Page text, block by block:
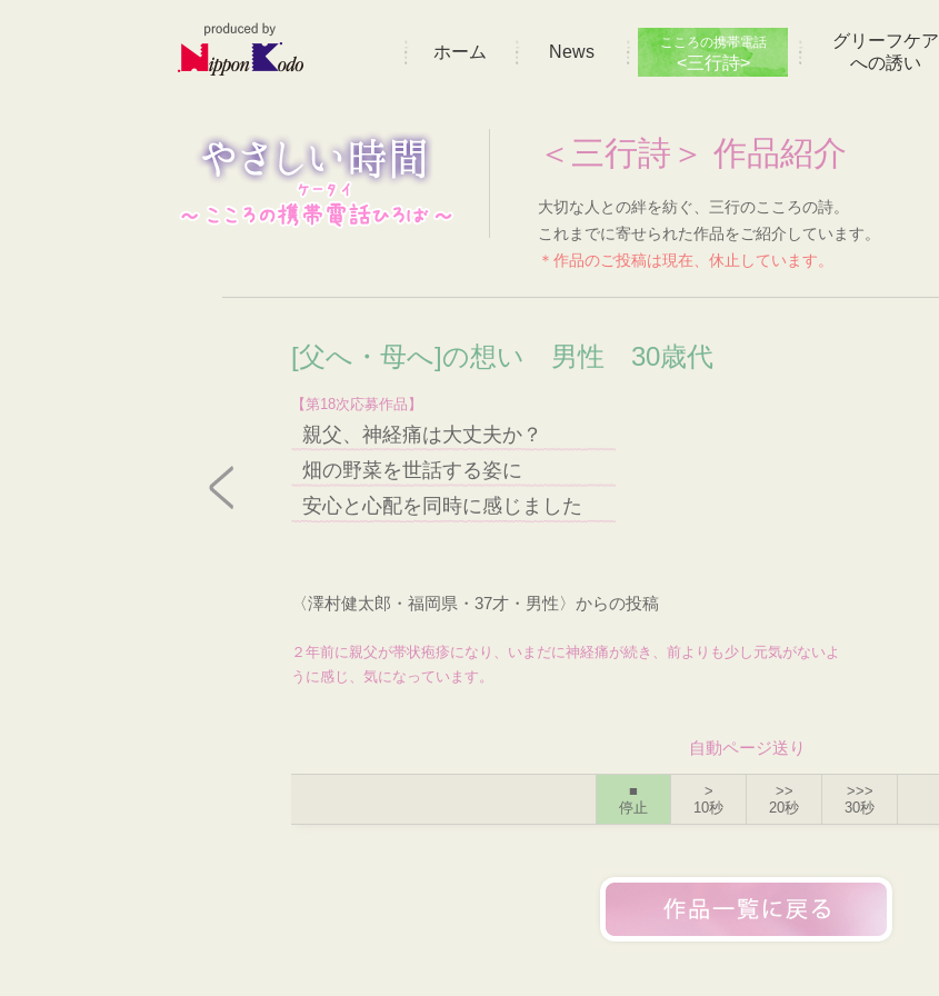
ホーム News こころの携帯電話
<三行詩>
グリーフケア
への誘い
＜三行詩＞ 作品紹介
大切な人との絆を紡ぐ、三行のこころの詩。
これまでに寄せられた作品をご紹介しています。
＊作品のご投稿は現在、休止しています。
[父へ・母へ]の想い 男性 30歳代
【第18次応募作品】
親父、神経痛は大丈夫か？
畑の野菜を世話する姿に
安心と心配を同時に感じました
〈澤村健太郎・福岡県・37才・男性〉からの投稿
２年前に親父が帯状疱疹になり、いまだに神経痛が続き、前よりも少し元気がないよ
うに感じ、気になっています。
自動ページ送り
■
停止
>
10秒
>>
20秒
>>>
30秒